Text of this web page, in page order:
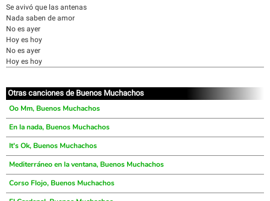
Se avivó que las antenas
Nada saben de amor
No es ayer
Hoy es hoy
No es ayer
Hoy es hoy
Otras canciones de Buenos Muchachos
Oo Mm, Buenos Muchachos
En la nada, Buenos Muchachos
It's Ok, Buenos Muchachos
Mediterráneo en la ventana, Buenos Muchachos
Corso Flojo, Buenos Muchachos